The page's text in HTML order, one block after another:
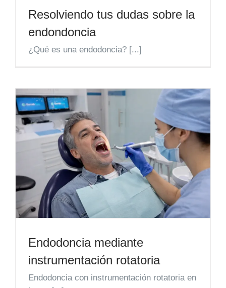
Resolviendo tus dudas sobre la
endondoncia
¿Qué es una endodoncia? [...]
Endodoncia mediante
instrumentación rotatoria
Endodoncia con instrumentación rotatoria en